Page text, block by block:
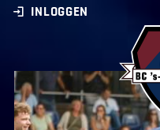
INLOGGEN